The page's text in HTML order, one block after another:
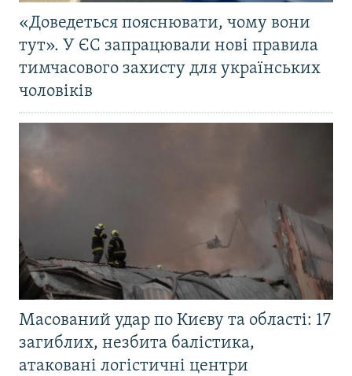
«Доведеться пояснювати, чому вони
тут». У ЄС запрацювали нові правила
тимчасового захисту для українських
чоловіків
Масований удар по Києву та області: 17
загиблих, незбита балістика,
атаковані логістичні центри